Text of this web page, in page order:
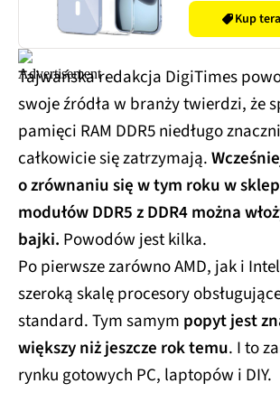
Kup
Tajwańska redakcja DigiTimes
swoje źródła w branży twierdzi, że
pamięci RAM DDR5 niedługo
całkowicie się zatrzymają.
o zrównaniu się w tym roku w
modułów DDR5 z DDR4 można
bajki. Powodów jest kilka.
Po pierwsze zarówno AMD, jak i
szeroką skalę procesory
standard. Tym samym popyt jest
większy niż jeszcze rok temu. I to
rynku gotowych PC, laptopów i DIY.